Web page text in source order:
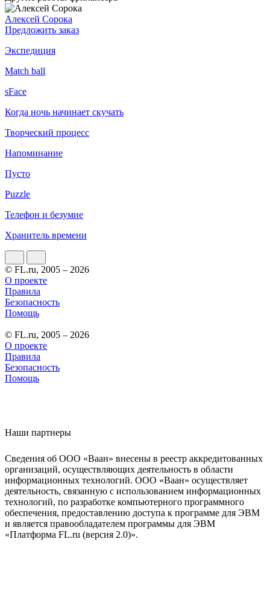
Алексей Сорока
Предложить заказ
Экспедиция
Match ball
sFace
Когда ночь начинает скучать
Творческий процесс
Напоминание
Пусто
Puzzle
Телефон и безумие
Хранитель времени
© FL.ru, 2005 – 2026
О проекте
Правила
Безопасность
Помощь
© FL.ru, 2005 – 2026
О проекте
Правила
Безопасность
Помощь
Наши партнеры
Сведения об ООО «Ваан» внесены в реестр аккредитованных
организаций, осуществляющих деятельность в области
информационных технологий. ООО «Ваан» осуществляет
деятельность, связанную с использованием информационных
технологий, по разработке компьютерного программного
обеспечения, предоставлению доступа к программе для ЭВМ
и является правообладателем программы для ЭВМ
«Платформа FL.ru (версия 2.0)».